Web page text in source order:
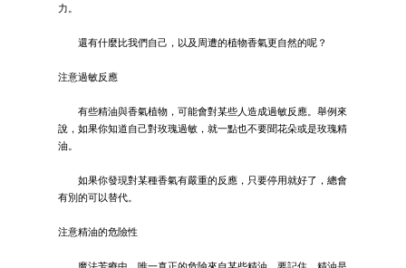
力。
還有什麼比我們自己，以及周遭的植物香氣更自然的呢？
注意過敏反應
有些精油與香氣植物，可能會對某些人造成過敏反應。舉例來
說，如果你知道自己對玫瑰過敏，就一點也不要聞花朵或是玫瑰精
油。
如果你發現對某種香氣有嚴重的反應，只要停用就好了，總會
有別的可以替代。
注意精油的危險性